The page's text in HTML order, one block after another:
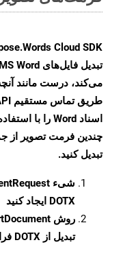
تبدیل کنید.
شیء
DOTX ایجاد کنید
روش
تبدیل از DOTX فراخوانی کنید.